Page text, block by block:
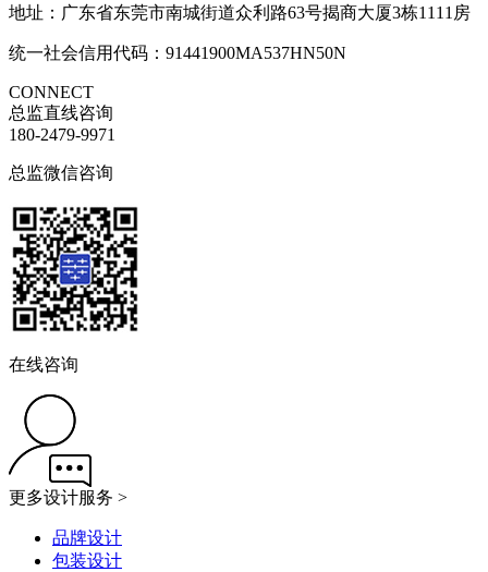
地址：广东省东莞市南城街道众利路63号揭商大厦3栋1111房
统一社会信用代码：91441900MA537HN50N
CONNECT
总监直线咨询
180-2479-9971
总监微信咨询
在线咨询
更多设计服务 >
品牌设计
包装设计